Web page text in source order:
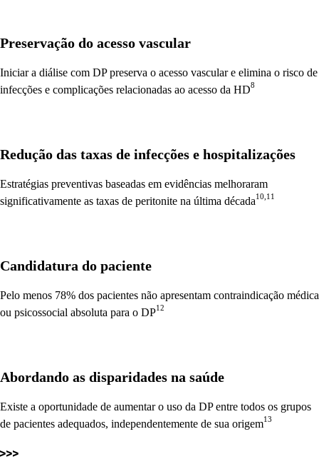
Preservação do acesso vascular
Iniciar a diálise com DP preserva o acesso vascular e elimina o risco de
infecções e complicações relacionadas ao acesso da HD8
Redução das taxas de infecções e hospitalizações
Estratégias preventivas baseadas em evidências melhoraram
significativamente as taxas de peritonite na última década10,11
Candidatura do paciente
Pelo menos 78% dos pacientes não apresentam contraindicação médica
ou psicossocial absoluta para o DP12
Abordando as disparidades na saúde
Existe a oportunidade de aumentar o uso da DP entre todos os grupos
de pacientes adequados, independentemente de sua origem13